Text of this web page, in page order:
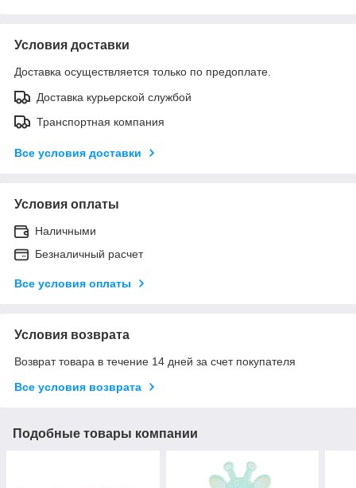
Условия доставки
Доставка осуществляется только по предоплате.
Доставка курьерской службой
Транспортная компания
Все условия доставки
Условия оплаты
Наличными
Безналичный расчет
Все условия оплаты
Условия возврата
Возврат товара в течение 14 дней за счет покупателя
Все условия возврата
Подобные товары компании